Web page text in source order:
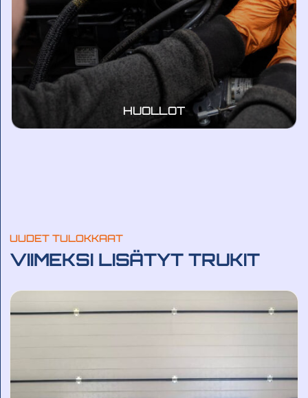
HUOLLOT
UUDET TULOKKAAT
VIIMEKSI LISÄTYT TRUKIT